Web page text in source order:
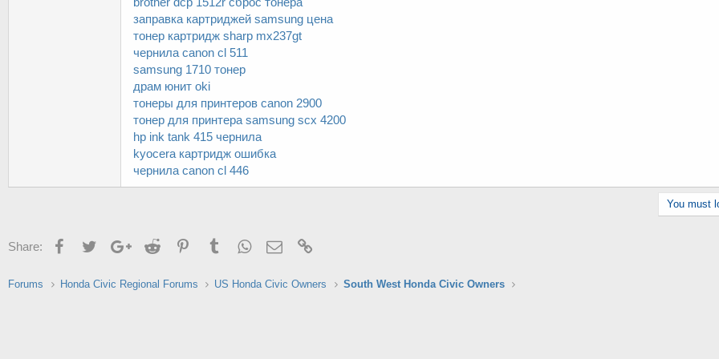
заправка картриджей samsung цена
тонер картридж sharp mx237gt
чернила canon cl 511
samsung 1710 тонер
драм юнит oki
тонеры для принтеров canon 2900
тонер для принтера samsung scx 4200
hp ink tank 415 чернила
kyocera картридж ошибка
чернила canon cl 446
You must
Share: FacebookTwitterGoogle+Reddit PinterestTumblrWhatsApp
Email
Forums Honda Civic Regional Forums US Honda Civic Owners South West Honda Civic Owners